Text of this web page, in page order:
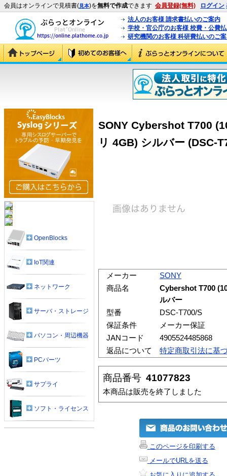
会員はオンラインで見積書(見本)を無料で作成できます 会員登録(無料) ログイン
法人のお客様 請求書払いのご案内
学校・官公庁のお客様 校費・公費
研究機関のお客様 科研費払いのご
SONY Cybershot T700
リ 4GB) シルバー (DSC-
メーカー
SONY
商品名
Cybershot T700
ルバー
型番
DSC-T700/S
保証条件
メーカー保証
JANコード
4905524485868
返品について
特定商取引法に基
商品番号 41077823
本商品は販売を終了しました
このページを印刷する
メールでURLを送る
OpenBlocks
IoT関連
ネットワーク
サーバ・ストレージ
パソコン・周辺機器
PCパーツ
サプライ
ソフト・ライセンス